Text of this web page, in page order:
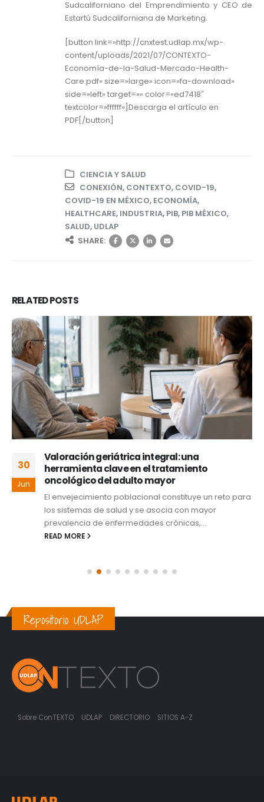
Sudcaliforniano del Emprendimiento y CEO de
Estartú Sudcaliforniana de Marketing.
[button link=»http://cnxtest.udlap.mx/wp-
content/uploads/2021/07/CONTEXTO-
Economía-de-la-Salud-Mercado-Health-
Care.pdf» size=»large» icon=»fa-download»
side=»left» target=»» color=»ed7418″
textcolor=»ffffff»]Descarga el artículo en
PDF[/button]
CIENCIA Y SALUD
CONEXIÓN, CONTEXTO, COVID-19,
COVID-19 EN MÉXICO, ECONOMÍA,
HEALTHCARE, INDUSTRIA, PIB, PIB MÉXICO,
SALUD, UDLAP
SHARE:
RELATEDPOSTS
30
Jun
Valoración geriátrica integral: una
herramienta clave en el tratamiento
oncológico del adulto mayor
El envejecimiento poblacional constituye un reto para
los sistemas de salud y se asocia con mayor
prevalencia de enfermedades crónicas,...
READ MORE
Repositorio UDLAP
Sobre ConTEXTO UDLAP DIRECTORIO SITIOS A-Z